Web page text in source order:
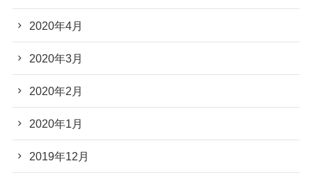
2020年4月
2020年3月
2020年2月
2020年1月
2019年12月